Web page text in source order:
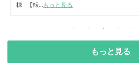
棟 【転...もっと見る
もっと見る